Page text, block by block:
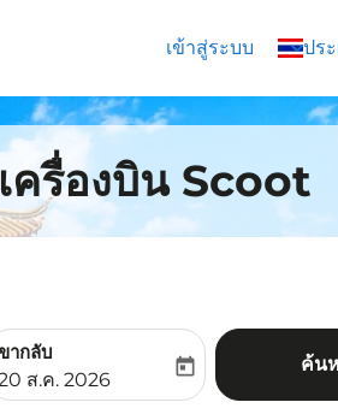
เข้าสู่ระบบ ปร
keyboard_arrow_down
ครื่องบิน Scoot
aria-label
ากลับ
booking-return-date-aria-label
ส.ค. 2026
today ค้น